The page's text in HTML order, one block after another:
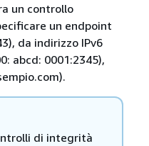
un controllo
un endpoint
da indirizzo IPv6
abcd: 0001:2345),
di integrità